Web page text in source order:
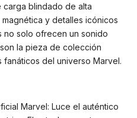
carga blindado de alta
y detalles icónicos
no solo ofrecen un sonido
la pieza de colección
del universo Marvel.
Marvel: Luce el auténtico